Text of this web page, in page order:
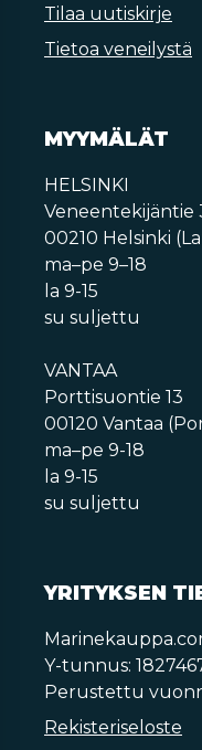
Tilaa uutiskirje
Tietoa veneilystä
MYYMÄLÄT
HELSINKI
Veneentekijäntie
00210 Helsinki
ma–pe 9–18
la 9-15
su suljettu
VANTAA
Porttisuontie 13
00120 Vantaa
ma–pe 9-18
la 9-15
su suljettu
YRITYKSEN
Y-tunnus:
Perustettu
Rekisteriseloste